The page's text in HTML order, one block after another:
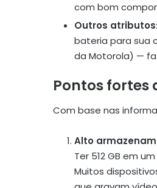
com bom
Outros atributos
bateria para sua
da Motorola) —
Pontos fortes
Com base nas
Alto
Ter 512 GB em
Muitos